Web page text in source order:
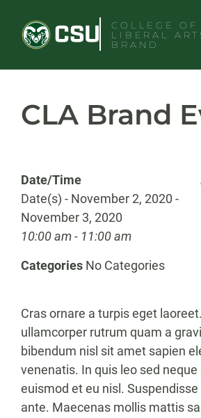
content
COLLEGE OF
LIBERAL
BRAND
CLA Brand
Date/Time
Date(s) - November 2, 2020 -
November 3, 2020
10:00 am - 11:00 am
Categories No Categories
Cras ornare a turpis eget
ullamcorper rutrum quam a
bibendum nisl sit amet sapien
venenatis. In quis leo sed
euismod et eu nisl.
ante. Maecenas mollis mattis